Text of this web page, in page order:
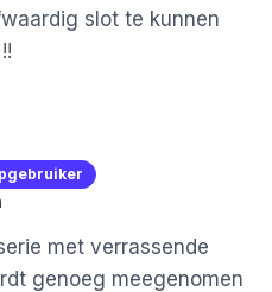
slot te kunnen
met verrassende
genoeg meegenomen